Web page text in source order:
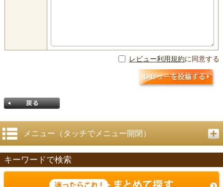
レビュー利用規約に同意する
戻る
メニュー（タッチでメニュー開閉）
キーワードで検索